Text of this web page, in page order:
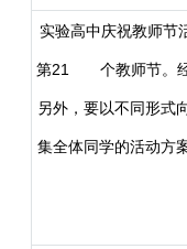
实验高中庆祝教师
第21 个教师节。经
另外，要以不同形式
集全体同学的活动方